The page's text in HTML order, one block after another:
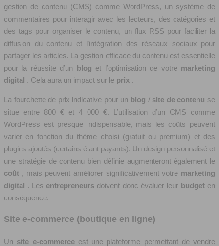
gestion de contenu (CMS) comme WordPress, un système de
commentaires pour interagir avec les lecteurs, des catégories et
des tags pour organiser le contenu, un flux RSS pour faciliter la
diffusion du contenu et l’intégration des réseaux sociaux pour
partager les articles. La gestion efficace du contenu est essentielle
pour la réussite d’un blog et l’optimisation de votre marketing
digital . Cela aura un impact sur le prix .
La fourchette de prix indicative pour un blog / site de contenu se
situe entre 800 € et 4 000 €. L’utilisation d’un CMS comme
WordPress est presque indispensable, mais les coûts peuvent
varier en fonction du thème choisi (gratuit ou premium) et des
plugins ajoutés (certains étant payants). Un design personnalisé et
une stratégie de contenu bien définie augmenteront également le
coût , mais peuvent améliorer significativement votre marketing
digital . Les entrepreneurs doivent donc évaluer leur budget en
conséquence.
Site e-commerce (boutique en ligne)
Un site e-commerce est une plateforme permettant de vendre